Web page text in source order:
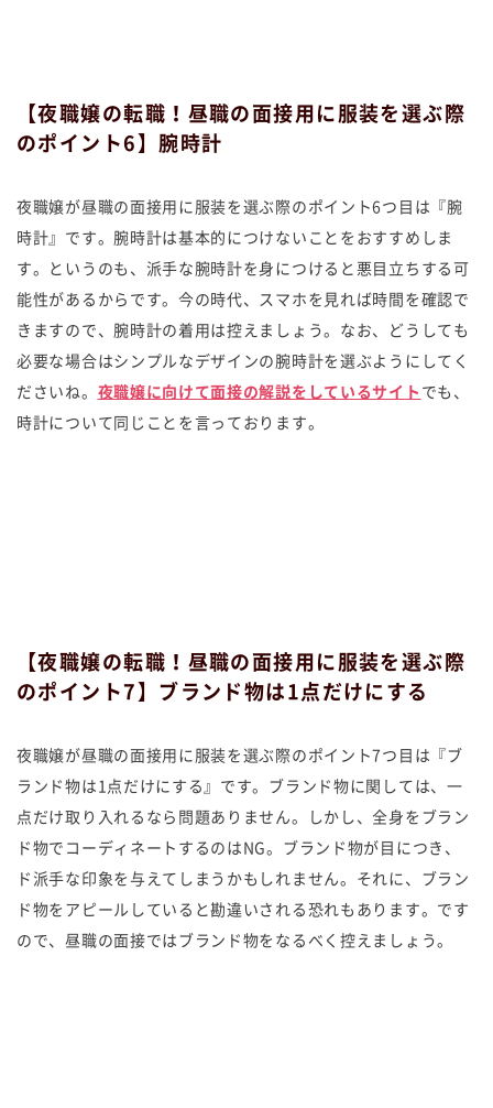
【夜職嬢の転職！昼職の面接用に服装を選ぶ際
のポイント6】腕時計
夜職嬢が昼職の面接用に服装を選ぶ際のポイント6つ目は『腕
時計』です。腕時計は基本的につけないことをおすすめしま
す。というのも、派手な腕時計を身につけると悪目立ちする可
能性があるからです。今の時代、スマホを見れば時間を確認で
きますので、腕時計の着用は控えましょう。なお、どうしても
必要な場合はシンプルなデザインの腕時計を選ぶようにしてく
ださいね。 夜職嬢に向けて面接の解説をしているサイト でも、
時計について同じことを言っております。
【夜職嬢の転職！昼職の面接用に服装を選ぶ際
のポイント7】ブランド物は1点だけにする
夜職嬢が昼職の面接用に服装を選ぶ際のポイント7つ目は『ブ
ランド物は1点だけにする』です。ブランド物に関しては、一
点だけ取り入れるなら問題ありません。しかし、全身をブラン
ド物でコーディネートするのはNG。ブランド物が目につき、
ド派手な印象を与えてしまうかもしれません。それに、ブラン
ド物をアピールしていると勘違いされる恐れもあります。です
ので、昼職の面接ではブランド物をなるべく控えましょう。